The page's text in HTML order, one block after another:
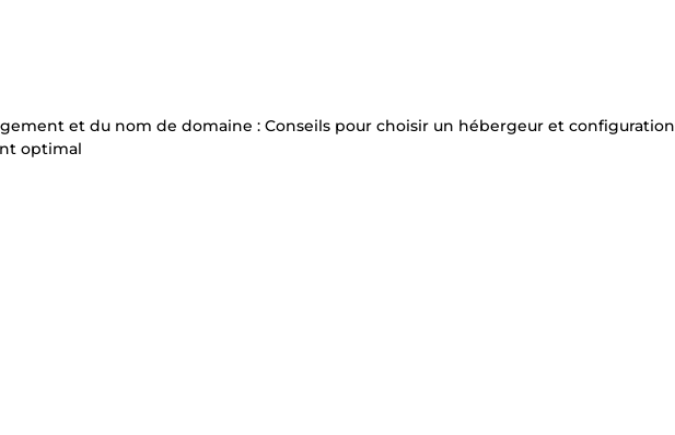
et du nom de domaine : Conseils pour choisir un hébergeur et configuration
optimal